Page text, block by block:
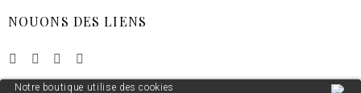
Notre boutique utilise des cookies
NOUONS DES LIENS